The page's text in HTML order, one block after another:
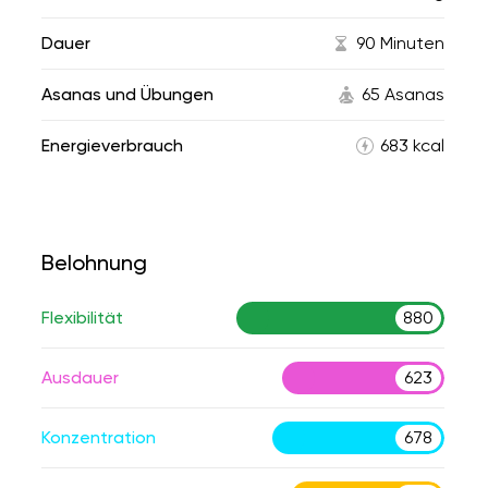
Dauer 90 Minuten
Asanas und Übungen 65 Asanas
Energieverbrauch 683 kcal
Belohnung
Flexibilität 880
Ausdauer 623
Konzentration 678